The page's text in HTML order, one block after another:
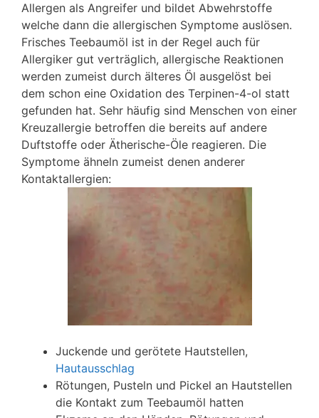
Allergen als Angreifer und bildet Abwehrstoffe
welche dann die allergischen Symptome auslösen.
Frisches Teebaumöl ist in der Regel auch für
Allergiker gut verträglich, allergische Reaktionen
werden zumeist durch älteres Öl ausgelöst bei
dem schon eine Oxidation des Terpinen-4-ol statt
gefunden hat. Sehr häufig sind Menschen von einer
Kreuzallergie betroffen die bereits auf andere
Duftstoffe oder Ätherische-Öle reagieren. Die
Symptome ähneln zumeist denen anderer
Kontaktallergien:
Juckende und gerötete Hautstellen,
Hautausschlag
Rötungen, Pusteln und Pickel an Hautstellen
die Kontakt zum Teebaumöl hatten